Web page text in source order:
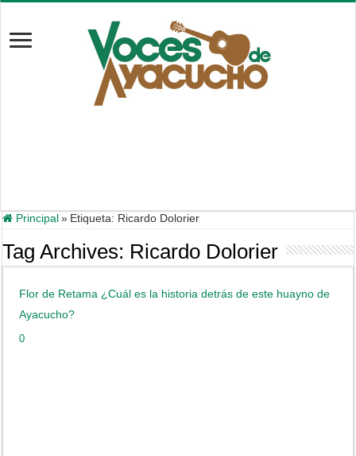
Principal » Etiqueta: Ricardo Dolorier
Tag Archives: Ricardo Dolorier
Flor de Retama ¿Cuál es la historia detrás de este huayno de
Ayacucho?
0